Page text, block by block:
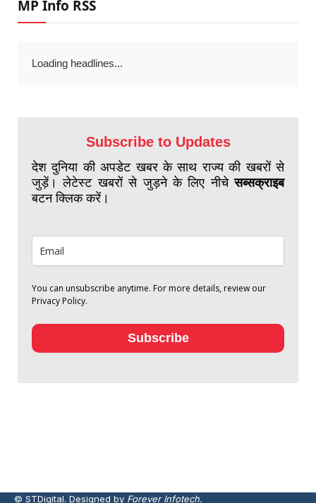
MP Info RSS
Loading headlines...
Subscribe to Updates
देश दुनिया की अपडेट खबर के साथ राज्य की खबरों से
जुड़ें। लेटेस्ट खबरों से जुड़ने के लिए नीचेसब्सक्राइब
बटन क्लिक करें।
You can unsubscribe anytime. For more details, review our
Privacy Policy.
Subscribe
© STDigital. Designed by Forever Infotech.